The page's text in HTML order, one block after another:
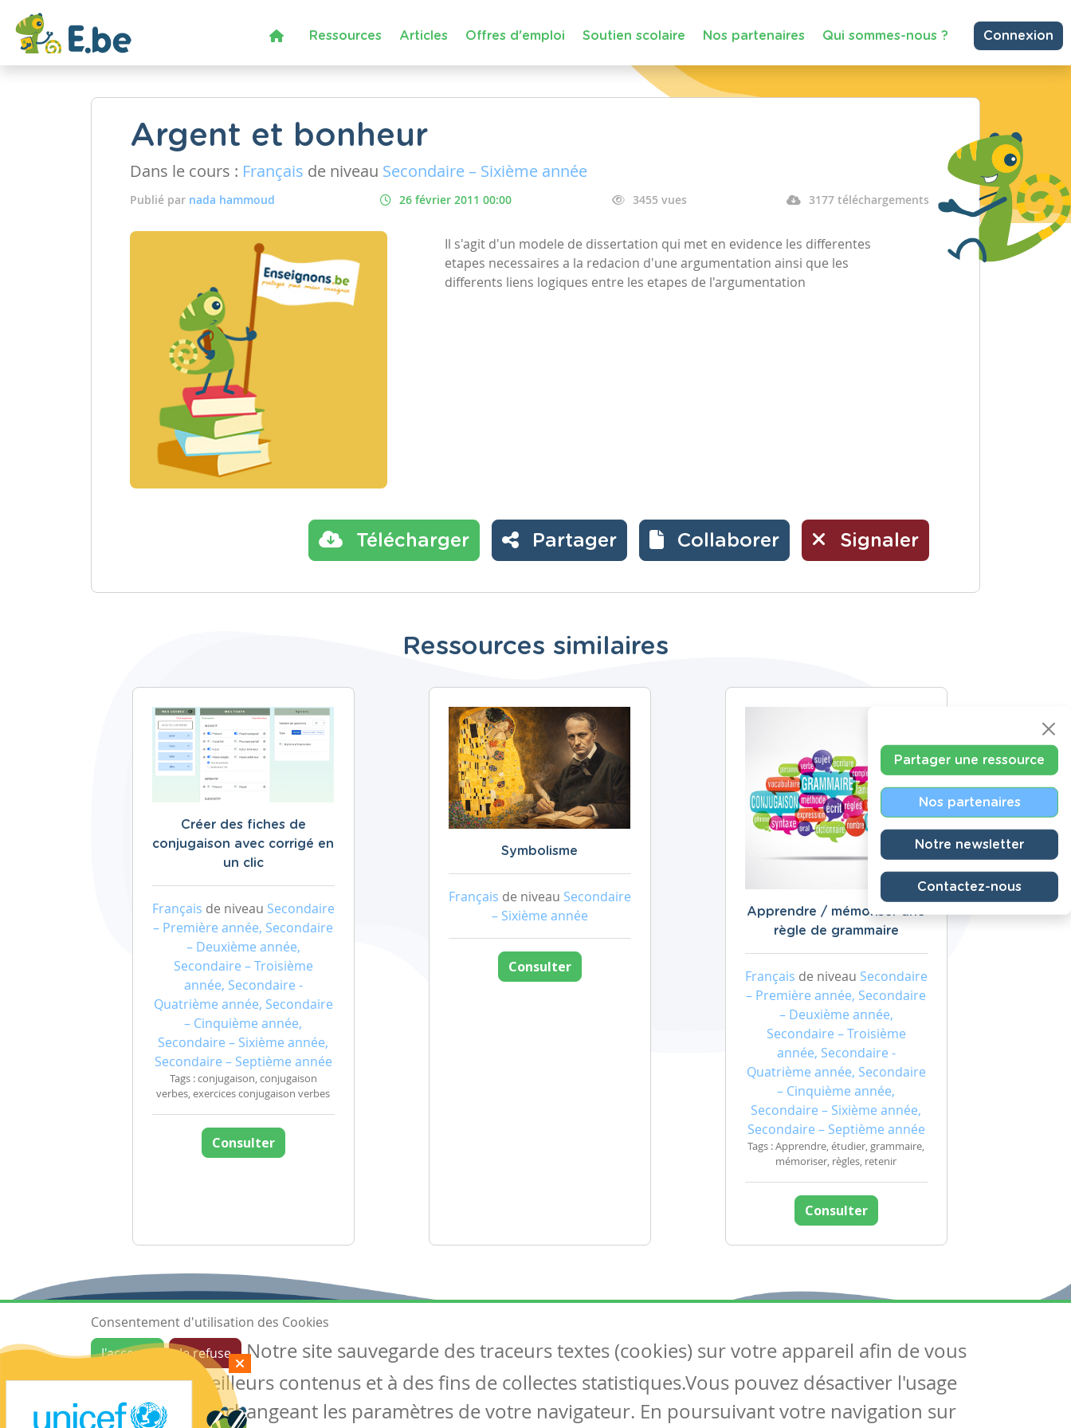
Ressources Articles Offres d'emploi Soutien scolaire Nos partenaires Qui sommes-nous ? Connexion
Argent et bonheur
Dans le cours : Français de niveau Secondaire – Sixième année
Publié par nada hammoud 26 février 2011 00:00 3455 vues 3177 téléchargements
Il s'agit d'un modele de dissertation qui met en evidence les differentes
etapes necessaires a la redacion d'une argumentation ainsi que les
differents liens logiques entre les etapes de l'argumentation
Télécharger Partager Collaborer Signaler
Ressources similaires
Créer des fiches de
conjugaison avec corrigé en
un clic
Français de niveau Secondaire
– Première année, Secondaire
– Deuxième année,
Secondaire – Troisième
année, Secondaire -
Quatrième année, Secondaire
– Cinquième année,
Secondaire – Sixième année,
Secondaire – Septième année
Tags : conjugaison, conjugaison
verbes, exercices conjugaison verbes
Consulter
Symbolisme
Français de niveau Secondaire
– Sixième année
Consulter
Apprendre / mémoriser une
règle de grammaire
Français de niveau Secondaire
– Première année, Secondaire
– Deuxième année,
Secondaire – Troisième
année, Secondaire -
Quatrième année, Secondaire
– Cinquième année,
Secondaire – Sixième année,
Secondaire – Septième année
Tags : Apprendre, étudier, grammaire,
mémoriser, règles, retenir
Consulter
Partager une ressource
Nos partenaires
Notre newsletter
Contactez-nous
Ressources
Les ressources
Créer une ressource
Articles
Tous les articles
Articles DYS
Suivez-nous
Contactez-nous
Soutien scolaire
Consentement d'utilisation des Cookies
J'accepte
Je refuse
Notre site sauvegarde des traceurs textes (cookies) sur votre appareil afin de vous
garantir de meilleurs contenus et à des fins de collectes statistiques.Vous pouvez désactiver l'usage
des cookies en changeant les paramètres de votre navigateur. En poursuivant votre navigation sur